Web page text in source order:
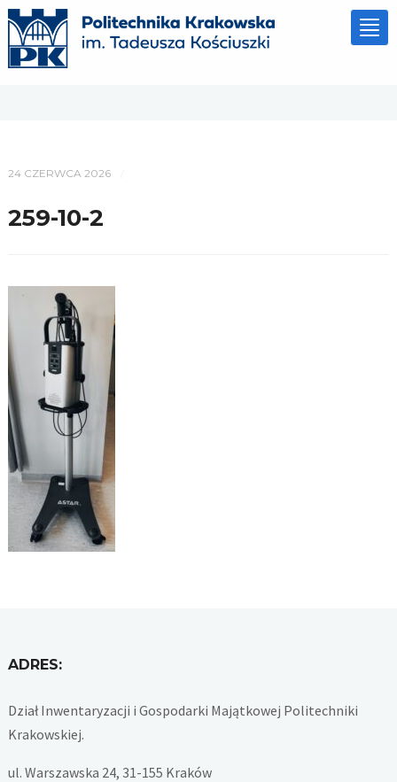
24 CZERWCA 2026
259-10-2
ADRES:
Dział Inwentaryzacji i Gospodarki Majątkowej Politechniki
Krakowskiej.
ul. Warszawska 24, 31-155 Kraków